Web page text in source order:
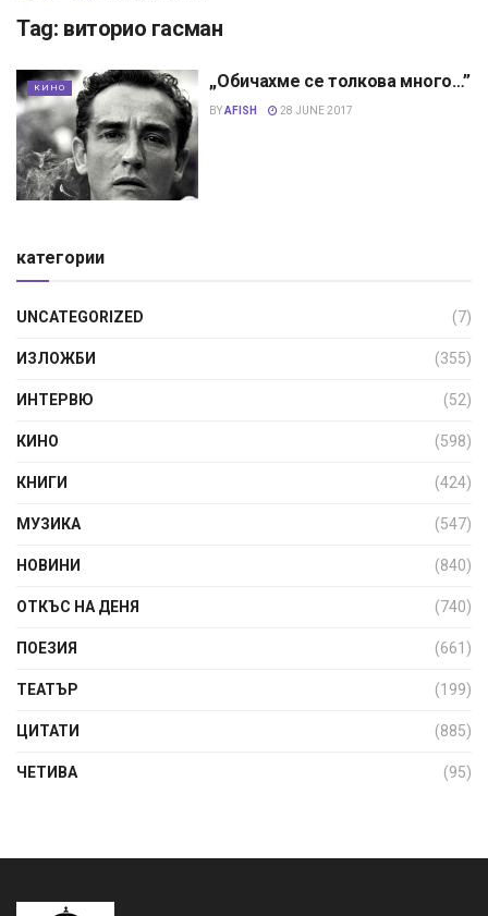
Tag: виторио гасман
КИНО „Обичахме се толкова много…”
BYAFISH 28 JUNE 2017
категории
UNCATEGORIZED (7)
ИЗЛОЖБИ (355)
ИНТЕРВЮ (52)
КИНО (598)
КНИГИ (424)
МУЗИКА (547)
НОВИНИ (840)
ОТКЪС НА ДЕНЯ (740)
ПОЕЗИЯ (661)
ТЕАТЪР (199)
ЦИТАТИ (885)
ЧЕТИВА (95)